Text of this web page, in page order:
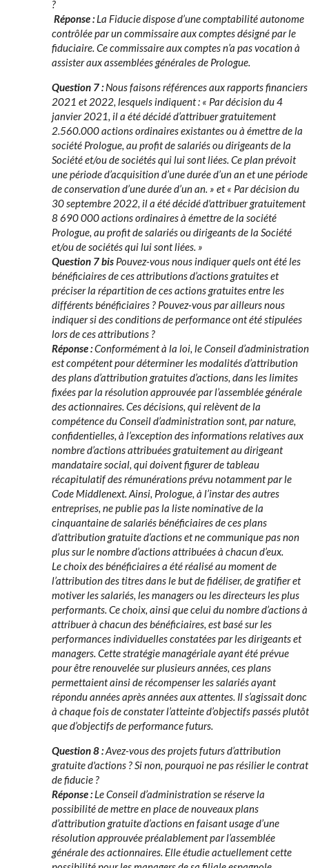
?
Réponse :La Fiducie dispose d’une comptabilité autonome
contrôlée par un commissaire aux comptes désigné par le
fiduciaire. Ce commissaire aux comptes n’a pas vocation à
assister aux assemblées générales de Prologue.
Question 7 :Nous faisons références aux rapports financiers
2021 et 2022, lesquels indiquent : « Par décision du 4
janvier 2021, il a été décidé d’attribuer gratuitement
2.560.000 actions ordinaires existantes ou à émettre de la
société Prologue, au profit de salariés ou dirigeants de la
Société et/ou de sociétés qui lui sont liées. Ce plan prévoit
une période d’acquisition d’une durée d’un an et une période
de conservation d’une durée d’un an. » et « Par décision du
30 septembre 2022, il a été décidé d'attribuer gratuitement
8 690 000 actions ordinaires à émettre de la société
Prologue, au profit de salariés ou dirigeants de la Société
et/ou de sociétés qui lui sont liées. »
Question 7 bis Pouvez-vous nous indiquer quels ont été les
bénéficiaires de ces attributions d’actions gratuites et
préciser la répartition de ces actions gratuites entre les
différents bénéficiaires ? Pouvez-vous par ailleurs nous
indiquer si des conditions de performance ont été stipulées
lors de ces attributions ?
Réponse :Conformément à la loi, le Conseil d’administration
est compétent pour déterminer les modalités d’attribution
des plans d’attribution gratuites d’actions, dans les limites
fixées par la résolution approuvée par l’assemblée générale
des actionnaires. Ces décisions, qui relèvent de la
compétence du Conseil d’administration sont, par nature,
confidentielles, à l’exception des informations relatives aux
nombre d’actions attribuées gratuitement au dirigeant
mandataire social, qui doivent figurer de tableau
récapitulatif des rémunérations prévu notamment par le
Code Middlenext. Ainsi, Prologue, à l’instar des autres
entreprises, ne publie pas la liste nominative de la
cinquantaine de salariés bénéficiaires de ces plans
d’attribution gratuite d’actions et ne communique pas non
plus sur le nombre d’actions attribuées à chacun d’eux.
Le choix des bénéficiaires a été réalisé au moment de
l’attribution des titres dans le but de fidéliser, de gratifier et
motiver les salariés, les managers ou les directeurs les plus
performants. Ce choix, ainsi que celui du nombre d’actions à
attribuer à chacun des bénéficiaires, est basé sur les
performances individuelles constatées par les dirigeants et
managers. Cette stratégie managériale ayant été prévue
pour être renouvelée sur plusieurs années, ces plans
permettaient ainsi de récompenser les salariés ayant
répondu années après années aux attentes. Il s’agissait donc
à chaque fois de constater l’atteinte d’objectifs passés plutôt
que d’objectifs de performance futurs.
Question 8 :Avez-vous des projets futurs d’attribution
gratuite d'actions ? Si non, pourquoi ne pas résilier le contrat
de fiducie ?
Réponse :Le Conseil d’administration se réserve la
possibilité de mettre en place de nouveaux plans
d’attribution gratuite d’actions en faisant usage d’une
résolution approuvée préalablement par l’assemblée
générale des actionnaires. Elle étudie actuellement cette